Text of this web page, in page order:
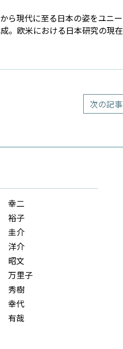
ら現代に至る日本の姿をユニー
。欧米における日本研究の現在
次の記
幸二
裕子
圭介
洋介
昭文
万里子
秀樹
幸代
有哉